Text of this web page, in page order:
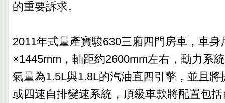
的重要訴求。
2011年式量產寶駿630三廂四門房車，車身
×1445mm，軸距約2600mm左右，動力系
氣量為1.5L與1.8L的汽油直四引擎，並且將
或四速自排變速系統，頂級車款將配置包